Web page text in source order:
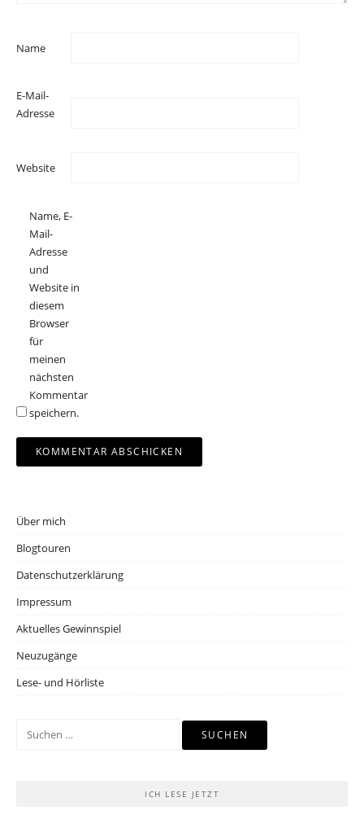
Name
E-Mail-
Adresse
Website
Name, E-
Mail-
Adresse
und
Website in
diesem
Browser
für
meinen
nächsten
Kommentar
speichern.
Über mich
Blogtouren
Datenschutzerklärung
Impressum
Aktuelles Gewinnspiel
Neuzugänge
Lese- und Hörliste
Suchen
ICH LESE JETZT